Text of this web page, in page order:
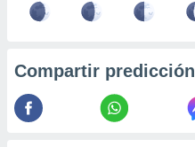
Compartir predicción